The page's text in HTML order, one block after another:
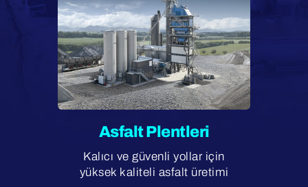
Asfalt Plentleri
Kalıcı ve güvenli yollar için
yüksek kaliteli asfalt üretimi